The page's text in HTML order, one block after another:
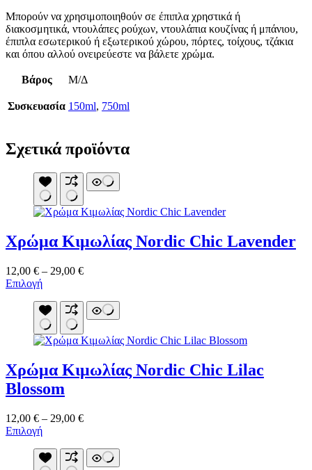
Μπορούν να χρησιμοποιηθούν σε έπιπλα χρηστικά ή
διακοσμητικά, ντουλάπες ρούχων, ντουλάπια κουζίνας ή μπάνιου,
έπιπλα εσωτερικού ή εξωτερικού χώρου, πόρτες, τοίχους, τζάκια
και όπου αλλού ονειρεύεστε να βάλετε χρώμα.
Βάρος Μ/Δ
Συσκευασία 150ml, 750ml
Σχετικά προϊόντα
Χρώμα Κιμωλίας Nordic Chic Lavender
12,00 € – 29,00 €Price
through
29,00 €
ΕπιλογήΑυτό
προϊόν
έχει
πολλαπλές
παραλλαγές.
επιλογές
μπορούν
να
στη
σελίδα
προϊόντος
Χρώμα Κιμωλίας Nordic Chic Lilac
Blossom
12,00 € – 29,00 €Price
through
29,00 €
ΕπιλογήΑυτό
προϊόν
έχει